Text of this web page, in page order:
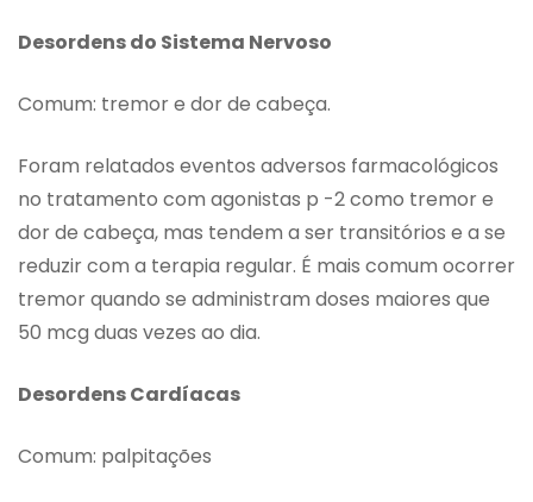
Desordens do Sistema Nervoso
Comum: tremor e dor de cabeça.
Foram relatados eventos adversos farmacológicos
no tratamento com agonistas p -2 como tremor e
dor de cabeça, mas tendem a ser transitórios e a se
reduzir com a terapia regular. É mais comum ocorrer
tremor quando se administram doses maiores que
50 mcg duas vezes ao dia.
Desordens Cardíacas
Comum: palpitações